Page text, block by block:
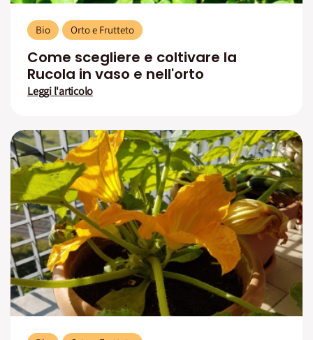
Bio Orto e Frutteto
Come scegliere e coltivare la
Rucola in vaso e nell'orto
Leggi l'articolo